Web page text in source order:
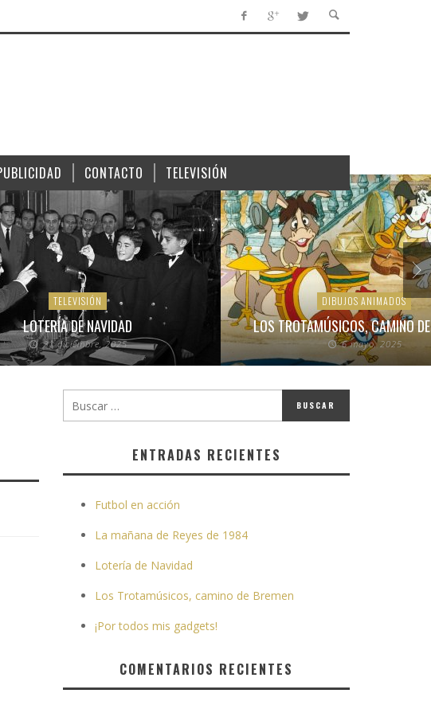
CONTACTO TELEVISIÓN
TELEVISIÓN
LOTERÍA DE NAVIDAD
21 diciembre, 2025
DIBUJOS ANIMADOS
LOS TROTAMÚSICOS, CAMINO
6 mayo, 2025
ENTRADAS RECIENTES
Futbol en acción
La mañana de Reyes de 1984
Lotería de Navidad
Los Trotamúsicos, camino de Bremen
¡Por todos mis gadgets!
COMENTARIOS RECIENTES